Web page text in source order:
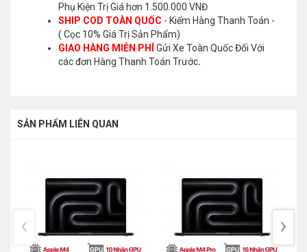
Phụ Kiện Trị Giá hơn 1.500.000 VNĐ
SHIP COD TOÀN QUỐC - Kiểm Hàng Thanh Toán -
( Cọc 10% Giá Trị Sản Phẩm)
GIAO HÀNG MIỄN PHÍ
Gửi Xe Toàn Quốc Đối Với
các đơn Hàng Thanh Toán Trước.
SẢN PHẨM LIÊN QUAN
‹ ›